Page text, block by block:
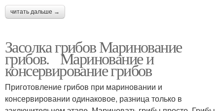
читать дальше →
Засолка грибов Маринование
грибов. Маринование и
консервирование грибов
Приготовление грибов при мариновании и
консервировании одинаковое, разница только в